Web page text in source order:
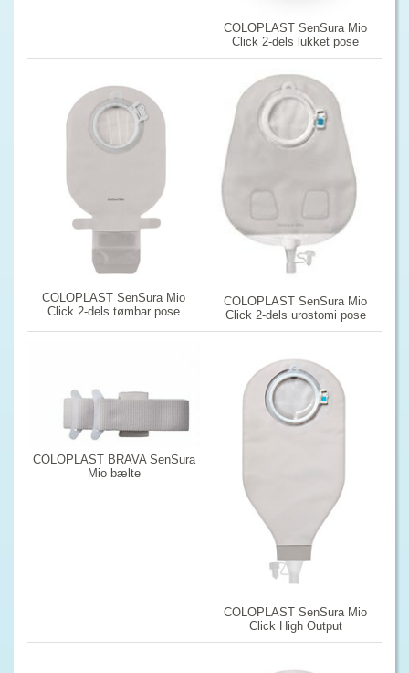
COLOPLAST SenSura Mio
Click 2-dels lukket pose
COLOPLAST SenSura Mio
Click 2-dels tømbar pose
COLOPLAST SenSura Mio
Click 2-dels urostomi pose
COLOPLAST BRAVA SenSura
Mio bælte
COLOPLAST SenSura Mio
Click High Output